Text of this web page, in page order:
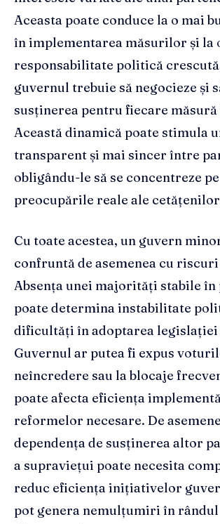
Aceasta poate conduce la o mai
în implementarea măsurilor și la
responsabilitate politică
guvernul trebuie să negocieze și
susținerea pentru fiecare
Această dinamică poate stimula
transparent și mai sincer între
obligându-le să se concentreze pe
preocupările reale ale
Cu toate acestea, un guvern
confruntă de asemenea cu
Absența unei majorități stabile
poate determina instabilitate
dificultăți în adoptarea legislației
Guvernul ar putea fi expus
neîncredere sau la blocaje
poate afecta eficiența
reformelor necesare. De
dependența de susținerea altor
a supraviețui poate necesita
reduc eficiența inițiativelor
pot genera nemulțumiri în rândul